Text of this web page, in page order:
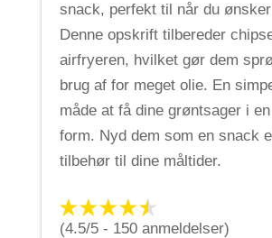
snack, perfekt til når du
Denne opskrift tilbereder
airfryeren, hvilket gør dem
brug af for meget olie. En
måde at få dine grøntsager i
form. Nyd dem som en snack
tilbehør til dine måltider.
(4.5/5 - 150 anmeldelser)